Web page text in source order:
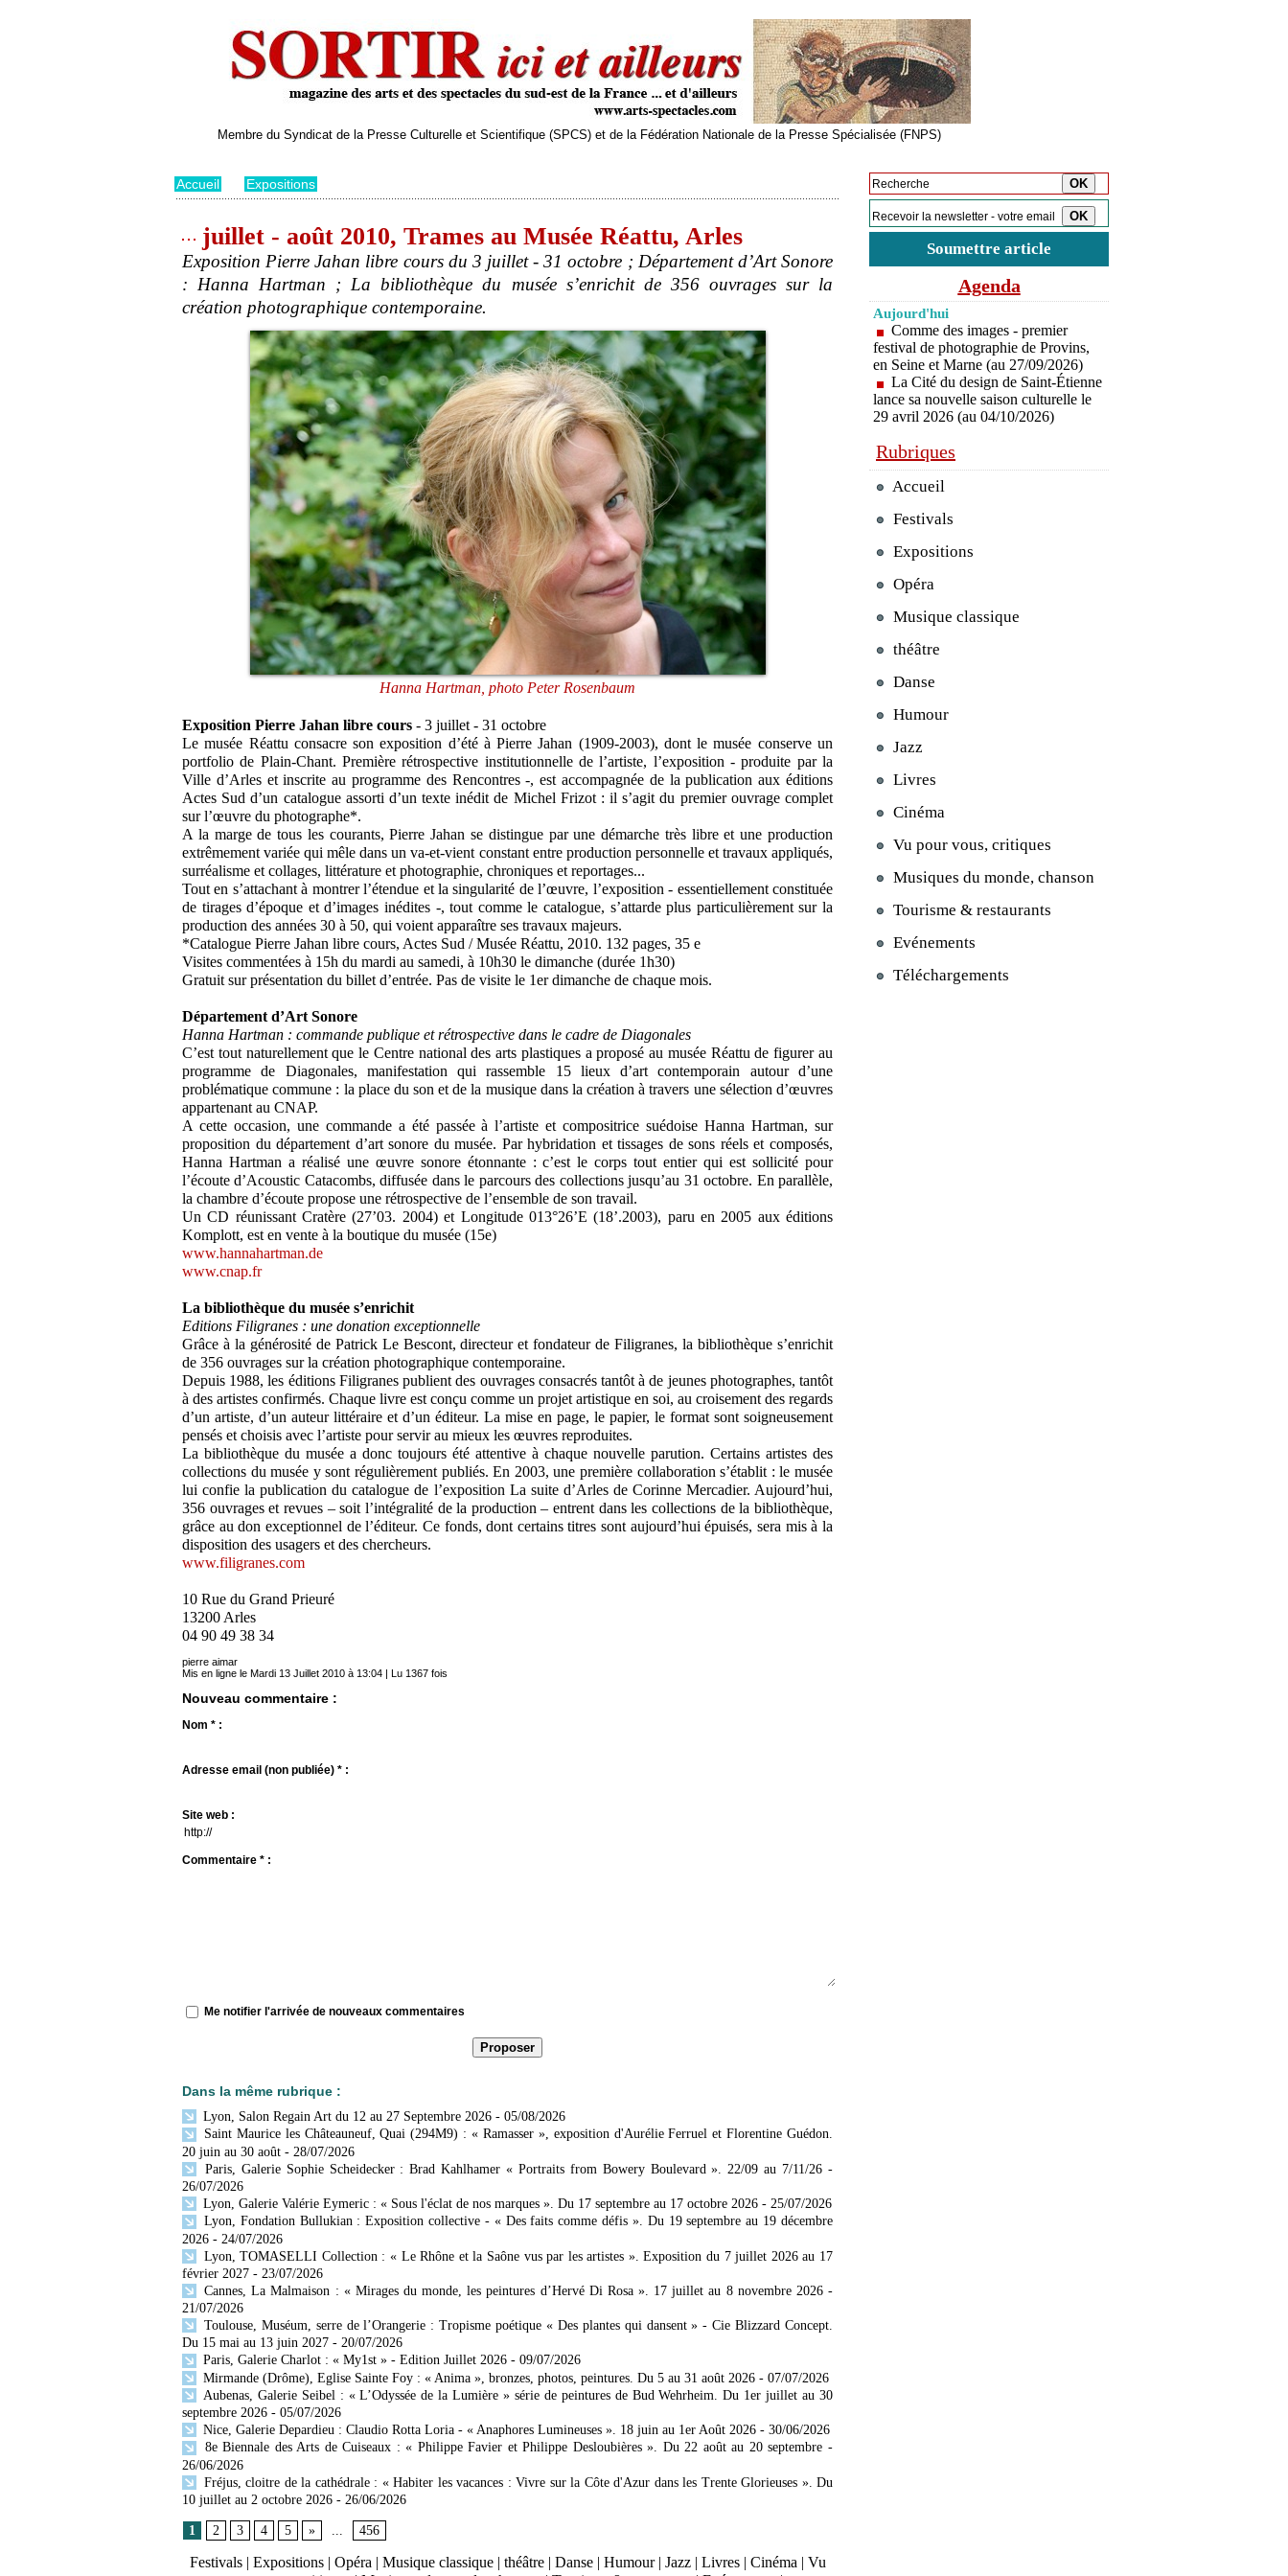
Membre du Syndicat de la Presse Culturelle et Scientifique (SPCS) et de la Fédération Nationale de la Presse Spécialisée (FNPS)
Accueil Expositions
juillet - août 2010, Trames au Musée Réattu, Arles
Exposition Pierre Jahan libre cours du 3 juillet - 31 octobre ; Département d’Art Sonore
: Hanna Hartman ; La bibliothèque du musée s’enrichit de 356 ouvrages sur la
création photographique contemporaine.
Hanna Hartman, photo Peter Rosenbaum
Exposition Pierre Jahan libre cours - 3 juillet - 31 octobre
Le musée Réattu consacre son exposition d’été à Pierre Jahan (1909-2003), dont le musée conserve un
portfolio de Plain-Chant. Première rétrospective institutionnelle de l’artiste, l’exposition - produite par la
Ville d’Arles et inscrite au programme des Rencontres -, est accompagnée de la publication aux éditions
Actes Sud d’un catalogue assorti d’un texte inédit de Michel Frizot : il s’agit du premier ouvrage complet
sur l’œuvre du photographe*.
A la marge de tous les courants, Pierre Jahan se distingue par une démarche très libre et une production
extrêmement variée qui mêle dans un va-et-vient constant entre production personnelle et travaux appliqués,
surréalisme et collages, littérature et photographie, chroniques et reportages...
Tout en s’attachant à montrer l’étendue et la singularité de l’œuvre, l’exposition - essentiellement constituée
de tirages d’époque et d’images inédites -, tout comme le catalogue, s’attarde plus particulièrement sur la
production des années 30 à 50, qui voient apparaître ses travaux majeurs.
*Catalogue Pierre Jahan libre cours, Actes Sud / Musée Réattu, 2010. 132 pages, 35 e
Visites commentées à 15h du mardi au samedi, à 10h30 le dimanche (durée 1h30)
Gratuit sur présentation du billet d’entrée. Pas de visite le 1er dimanche de chaque mois.
Département d’Art Sonore
Hanna Hartman : commande publique et rétrospective dans le cadre de Diagonales
C’est tout naturellement que le Centre national des arts plastiques a proposé au musée Réattu de figurer au
programme de Diagonales, manifestation qui rassemble 15 lieux d’art contemporain autour d’une
problématique commune : la place du son et de la musique dans la création à travers une sélection d’œuvres
appartenant au CNAP.
A cette occasion, une commande a été passée à l’artiste et compositrice suédoise Hanna Hartman, sur
proposition du département d’art sonore du musée. Par hybridation et tissages de sons réels et composés,
Hanna Hartman a réalisé une œuvre sonore étonnante : c’est le corps tout entier qui est sollicité pour
l’écoute d’Acoustic Catacombs, diffusée dans le parcours des collections jusqu’au 31 octobre. En parallèle,
la chambre d’écoute propose une rétrospective de l’ensemble de son travail.
Un CD réunissant Cratère (27’03. 2004) et Longitude 013°26’E (18’.2003), paru en 2005 aux éditions
Komplott, est en vente à la boutique du musée (15e)
www.hannahartman.de
www.cnap.fr
La bibliothèque du musée s’enrichit
Editions Filigranes : une donation exceptionnelle
Grâce à la générosité de Patrick Le Bescont, directeur et fondateur de Filigranes, la bibliothèque s’enrichit
de 356 ouvrages sur la création photographique contemporaine.
Depuis 1988, les éditions Filigranes publient des ouvrages consacrés tantôt à de jeunes photographes, tantôt
à des artistes confirmés. Chaque livre est conçu comme un projet artistique en soi, au croisement des regards
d’un artiste, d’un auteur littéraire et d’un éditeur. La mise en page, le papier, le format sont soigneusement
pensés et choisis avec l’artiste pour servir au mieux les œuvres reproduites.
La bibliothèque du musée a donc toujours été attentive à chaque nouvelle parution. Certains artistes des
collections du musée y sont régulièrement publiés. En 2003, une première collaboration s’établit : le musée
lui confie la publication du catalogue de l’exposition La suite d’Arles de Corinne Mercadier. Aujourd’hui,
356 ouvrages et revues – soit l’intégralité de la production – entrent dans les collections de la bibliothèque,
grâce au don exceptionnel de l’éditeur. Ce fonds, dont certains titres sont aujourd’hui épuisés, sera mis à la
disposition des usagers et des chercheurs.
www.filigranes.com
10 Rue du Grand Prieuré
13200 Arles
04 90 49 38 34
pierre aimar
Mis en ligne le Mardi 13 Juillet 2010 à 13:04 | Lu 1367 fois
Nouveau commentaire :
Nom * :
Adresse email (non publiée) * :
Site web :
Commentaire * :
Me notifier l'arrivée de nouveaux commentaires
Dans la même rubrique :
Lyon, Salon Regain Art du 12 au 27 Septembre 2026 - 05/08/2026
Saint Maurice les Châteauneuf, Quai (294M9) : « Ramasser », exposition d'Aurélie Ferruel et Florentine Guédon.
20 juin au 30 août - 28/07/2026
Paris, Galerie Sophie Scheidecker : Brad Kahlhamer « Portraits from Bowery Boulevard ». 22/09 au 7/11/26 -
26/07/2026
Lyon, Galerie Valérie Eymeric : « Sous l'éclat de nos marques ». Du 17 septembre au 17 octobre 2026 - 25/07/2026
Lyon, Fondation Bullukian : Exposition collective - « Des faits comme défis ». Du 19 septembre au 19 décembre
2026 - 24/07/2026
Lyon, TOMASELLI Collection : « Le Rhône et la Saône vus par les artistes ». Exposition du 7 juillet 2026 au 17
février 2027 - 23/07/2026
Cannes, La Malmaison : « Mirages du monde, les peintures d’Hervé Di Rosa ». 17 juillet au 8 novembre 2026 -
21/07/2026
Toulouse, Muséum, serre de l’Orangerie : Tropisme poétique « Des plantes qui dansent » - Cie Blizzard Concept.
Du 15 mai au 13 juin 2027 - 20/07/2026
Paris, Galerie Charlot : « My1st » - Edition Juillet 2026 - 09/07/2026
Mirmande (Drôme), Eglise Sainte Foy : « Anima », bronzes, photos, peintures. Du 5 au 31 août 2026 - 07/07/2026
Aubenas, Galerie Seibel : « L’Odyssée de la Lumière » série de peintures de Bud Wehrheim. Du 1er juillet au 30
septembre 2026 - 05/07/2026
Nice, Galerie Depardieu : Claudio Rotta Loria - « Anaphores Lumineuses ». 18 juin au 1er Août 2026 - 30/06/2026
8e Biennale des Arts de Cuiseaux : « Philippe Favier et Philippe Desloubières ». Du 22 août au 20 septembre -
26/06/2026
Fréjus, cloitre de la cathédrale : « Habiter les vacances : Vivre sur la Côte d'Azur dans les Trente Glorieuses ». Du
10 juillet au 2 octobre 2026 - 26/06/2026
1 2 3 4 5 » ... 456
Festivals | Expositions | Opéra | Musique classique | théâtre | Danse | Humour | Jazz | Livres | Cinéma | Vu
Soumettre article
Agenda
Aujourd'hui
Comme des images - premier
festival de photographie de Provins,
en Seine et Marne (au 27/09/2026)
La Cité du design de Saint-Étienne
lance sa nouvelle saison culturelle le
29 avril 2026 (au 04/10/2026)
Rubriques
Accueil
Festivals
Expositions
Opéra
Musique classique
théâtre
Danse
Humour
Jazz
Livres
Cinéma
Vu pour vous, critiques
Musiques du monde, chanson
Tourisme & restaurants
Evénements
Téléchargements